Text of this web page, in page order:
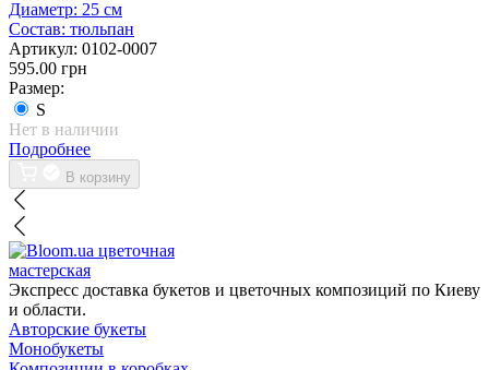
Диаметр: 25 см
Состав: тюльпан
Артикул: 0102-0007
595.00 грн
Размер:
S
Нет в наличии
Подробнее
В корзину
цветочная
мастерская
Экспресс доставка букетов и цветочных композиций по Киеву
и области.
Авторские букеты
Монобукеты